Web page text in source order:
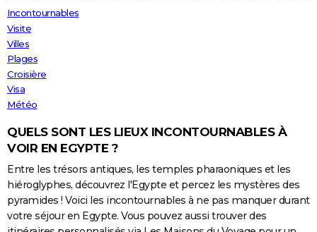
Destinations
City break
Voyage nature
Voyage de noces
Forum
Climat
+
PHOTO
GUIDES D'ACHAT
BONS PLANS
CARTE DE VOEUX
DICTIONNAIRE
Dictionnaire
Biographies
Citations
Expressions
Proverbes
COPAINS D'AVANT
S'inscrire
Se connecter
Lycées
Collèges
Primaires
Universités
Entreprises
Service militaire
Avis de recherche
AVIS DE DÉCÈS
Incontournables
Visite
Villes
Plages
Croisière
Visa
Météo
QUELS SONT LES LIEUX INCONTOURNABLES À
VOIR EN EGYPTE ?
Entre les trésors antiques, les temples pharaoniques et les
hiéroglyphes, découvrez l'Egypte et percez les mystères des
pyramides ! Voici les incontournables à ne pas manquer durant
votre séjour en Egypte. Vous pouvez aussi trouver des